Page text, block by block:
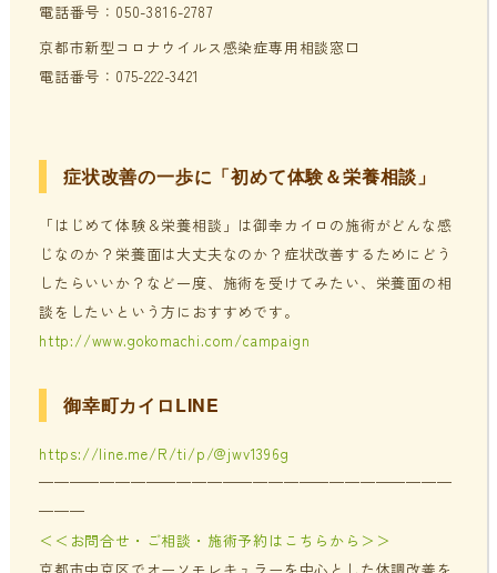
電話番号：050-3816-2787
京都市新型コロナウイルス感染症専用相談窓口
電話番号：075-222-3421
症状改善の一歩に「初めて体験＆栄養相談」
「はじめて体験＆栄養相談」は御幸カイロの施術がどんな感
じなのか？栄養面は大丈夫なのか？症状改善するためにどう
したらいいか？など一度、施術を受けてみたい、栄養面の相
談をしたいという方におすすめです。
http://www.gokomachi.com/campaign
御幸町カイロLINE
https://line.me/R/ti/p/@jwv1396g
———————————————————————————
———
＜＜お問合せ・ご相談・施術予約はこちらから＞＞